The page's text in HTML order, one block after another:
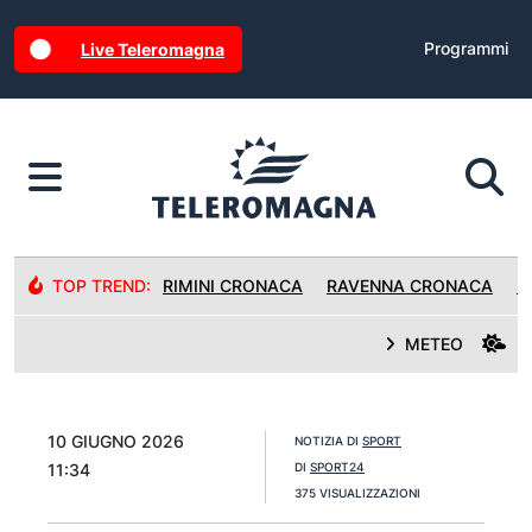
Live Teleromagna Programmi
TOP TREND: RIMINI CRONACA RAVENNA CRONACA
METEO
10 GIUGNO 2026
11:34
NOTIZIA DI SPORT
DI SPORT24
375 VISUALIZZAZIONI